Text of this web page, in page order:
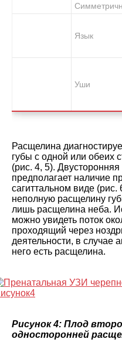
Язык
Уши
Расщелина
губы с одной или обеих
(рис. 4, 5).
предполагает наличие
сагиттальном виде (рис.
неполную расщелину
лишь расщелина неба.
можно увидеть поток
проходящий через
деятельности, в случае
него есть расщелина.
Рисунок 4: Плод
односторонней